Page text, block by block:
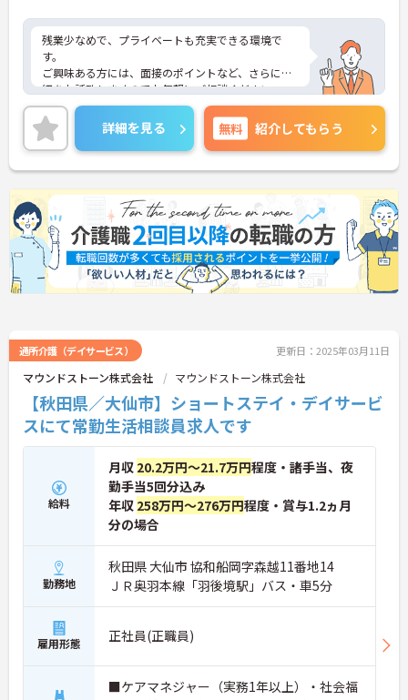
残業少なめで、プライベートも充実できる環境で
す。
ご興味ある方には、面接のポイントなど、さらに詳
細をお話致しますのでお気軽にご相談ください
詳細を見る 無料 紹介してもらう
通所介護（デイサービス） 更新日：2025年03月11日
マウンドストーン株式会社 マウンドストーン株式会社
【秋田県／大仙市】ショートステイ・デイサービ
スにて常勤生活相談員求人です
給料
月収 20.2万円～21.7万円程度・諸手当、夜
勤手当5回分込み
年収 258万円～276万円程度・賞与1.2ヵ月
分の場合
勤務地
秋田県 大仙市 協和船岡字森越11番地14
ＪＲ奥羽本線「羽後境駅」バス・車5分
雇用形態 正社員(正職員)
■ケアマネジャー（実務1年以上）・社会福